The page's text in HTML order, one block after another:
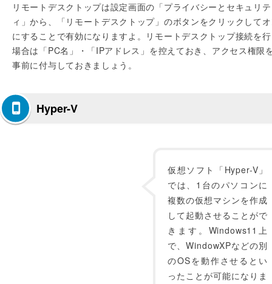
リモートデスクトップは設定画面の「プライバシーとセキュリテ
ィ」から、「リモートデスクトップ」のボタンをクリックして
にすることで有効になりますよ。リモートデスクトップ接続を
場合は「PC名」・「IPアドレス」を控えておき、アクセス権限
事前に付与しておきましょう。
Hyper-V
仮想ソフト「Hyper-V」
では、1台のパソコンに
複数の仮想マシンを作成
して起動させることがで
きます。Windows11上
で、WindowXPなどの別
のOSを動作させるとい
ったことが可能になりま